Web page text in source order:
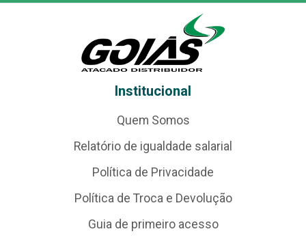
Institucional
Quem Somos
Relatório de igualdade salarial
Política de Privacidade
Política de Troca e Devolução
Guia de primeiro acesso